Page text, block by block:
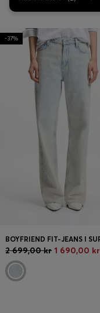
-37%
2 699,00 kr 1 690,00 kr